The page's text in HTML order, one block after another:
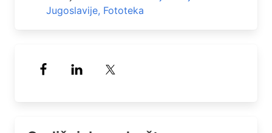
Jugoslavije, Fototeka